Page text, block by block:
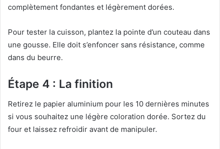
complètement fondantes et légèrement dorées.
Pour tester la cuisson, plantez la pointe d’un couteau dans
une gousse. Elle doit s’enfoncer sans résistance, comme
dans du beurre.
Étape 4 : La finition
Retirez le papier aluminium pour les 10 dernières minutes
si vous souhaitez une légère coloration dorée. Sortez du
four et laissez refroidir avant de manipuler.